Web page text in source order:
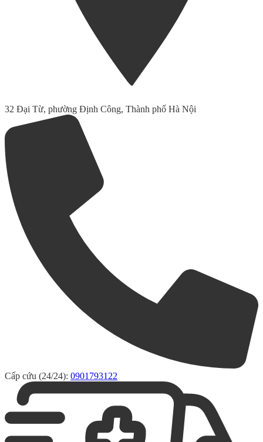
32 Đại Từ, phường Định Công, Thành phố Hà Nội
Cấp cứu (24/24): 0901793122